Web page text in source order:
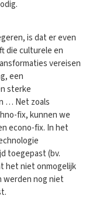
is dat er even
die culturele en
vereisen
een
sterke
… Net zoals
fix, kunnen we
econo-fix. In het
toegepast (bv.
het niet onmogelijk
werden nog niet